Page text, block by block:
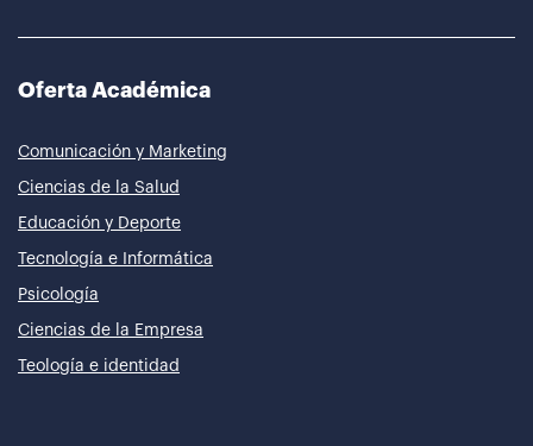
Oferta Académica
Comunicación y Marketing
Ciencias de la Salud
Educación y Deporte
Tecnología e Informática
Psicología
Ciencias de la Empresa
Teología e identidad